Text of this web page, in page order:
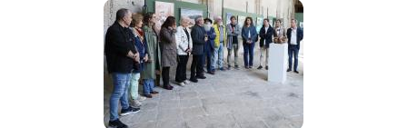
convenio